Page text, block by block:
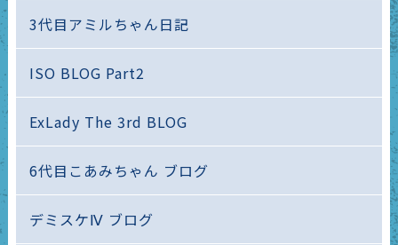
3代目アミルちゃん日記
ISO BLOG Part2
ExLady The 3rd BLOG
6代目こあみちゃん ブログ
デミスケⅣ ブログ